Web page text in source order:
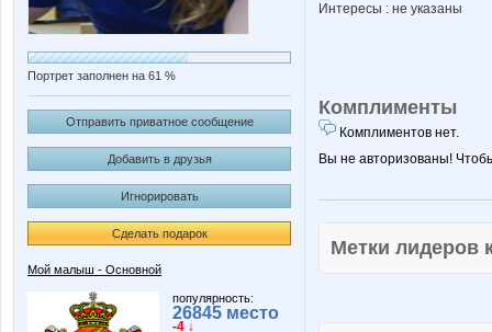
Портрет заполнен на 61 %
Отправить приватное сообщение
Добавить в друзья
Игнорировать
Сделать подарок
Мой малыш - Основной
популярность:
26845 место
-4 ↓
Интересы : не указаны
Комплименты
Комплиментов нет.
Вы не авторизованы!
Метки